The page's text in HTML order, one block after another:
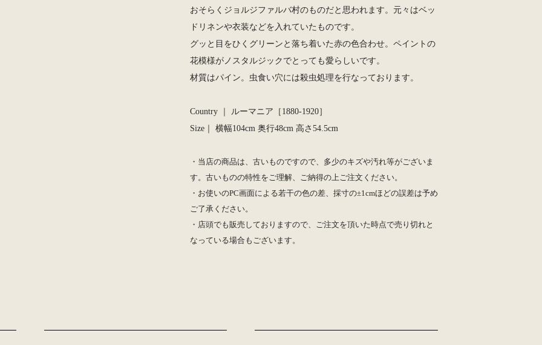
おそらくジョルジファルバ村のものだと思われます。元々はベッ
ドリネンや衣装などを入れていたものです。
グッと目をひくグリーンと落ち着いた赤の色合わせ。ペイントの
花模様がノスタルジックでとっても愛らしいです。
材質はパイン。虫食い穴には殺虫処理を行なっております。
Country ｜ ルーマニア［1880-1920］
Size｜ 横幅104cm 奥行48cm 高さ54.5cm
・当店の商品は、古いものですので、多少のキズや汚れ等がございま
す。古いものの特性をご理解、ご納得の上ご注文ください。
・お使いのPC画面による若干の色の差、採寸の±1cmほどの誤差は予め
ご了承ください。
・店頭でも販売しておりますので、ご注文を頂いた時点で売り切れと
なっている場合もございます。